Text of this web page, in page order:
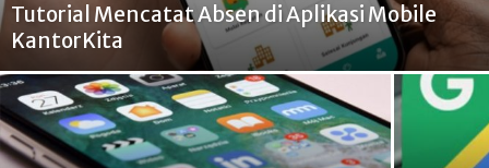
Tutorial Mencatat Absen di Aplikasi Mobile
KantorKita